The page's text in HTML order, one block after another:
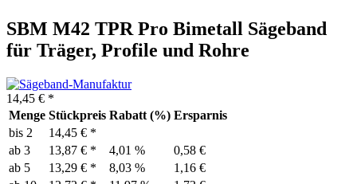
SBM M42 TPR Pro Bimetall Sägeband
für Träger, Profile und Rohre
14,45 € *
Menge Stückpreis Rabatt (%) Ersparnis
bis 2
14,45 € *
ab 3 13,87 € * 4,01 %
0,58 €
ab 5 13,29 € * 8,03 %
1,16 €